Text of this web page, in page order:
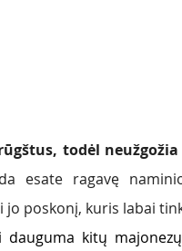
todėl
esate ragavę
jo poskonį, kuris labai
dauguma kitų